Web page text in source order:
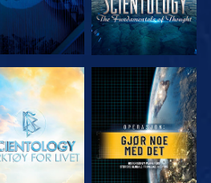
UTFORSK
SERIEN
SE